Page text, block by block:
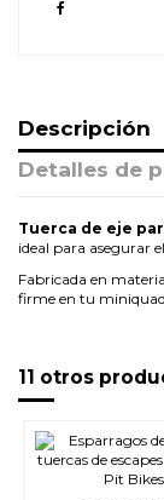
Descripción
Detalles de
Tuerca de eje
ideal para asegurar
Fabricada en
firme en tu
11 otros